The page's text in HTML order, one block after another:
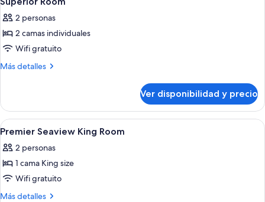
Twin)
todas
las
fotos
de
Superior
2 personas
2 camas individuales
Wifi gratuito
Más detalles
Más
Room
Ver disponibilidad y precio
Ver
todas
las
fotos
de
Premier
Minibar, caja de seguridad en la
5
Premier Seaview King Room
2 personas
1 cama King size
Wifi gratuito
Más detalles
Más